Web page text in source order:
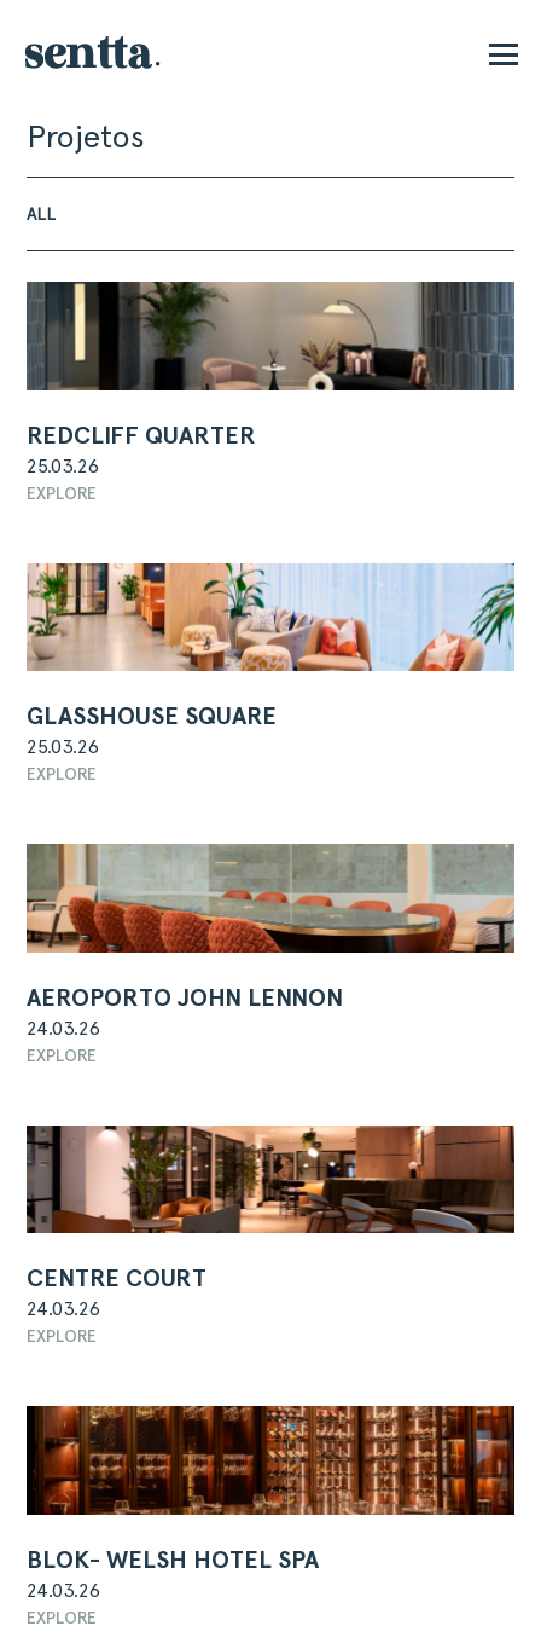
Projetos
ALL
REDCLIFF QUARTER
25.03.26
EXPLORE
GLASSHOUSE SQUARE
25.03.26
EXPLORE
AEROPORTO JOHN LENNON
24.03.26
EXPLORE
CENTRE COURT
24.03.26
EXPLORE
BLOK- WELSH HOTEL SPA
24.03.26
EXPLORE